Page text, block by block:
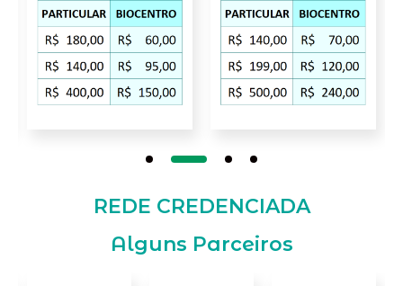
REDE CREDENCIADA
Alguns Parceiros